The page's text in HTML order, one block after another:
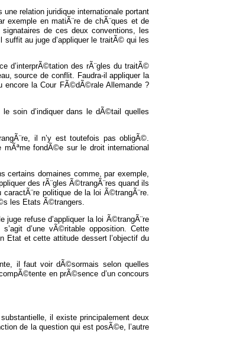
relation juridique internationale portant
exemple en matiÃ¨re de chÃ¨ques et de
de ces deux conventions, les
au juge d’appliquer le traitÃ© qui les
d’interprÃ©tation des rÃ¨gles du traitÃ©
source de conflit. Faudra-il appliquer la
encore la Cour FÃ©dÃ©rale Allemande ?
soin d’indiquer dans le dÃ©tail quelles
il n’y est toutefois pas obligÃ©.
mÃªme fondÃ©e sur le droit international
certains domaines comme, par exemple,
des rÃ¨gles Ã©trangÃ¨res quand ils
politique de la loi Ã©trangÃ¨re.
les Etats Ã©trangers.
refuse d’appliquer la loi Ã©trangÃ¨re
d’une vÃ©ritable opposition. Cette
Etat et cette attitude dessert l’objectif du
il faut voir dÃ©sormais selon quelles
en prÃ©sence d’un concours
il existe principalement deux
de la question qui est posÃ©e, l’autre